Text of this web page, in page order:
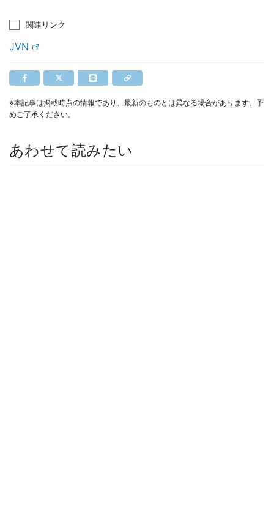
関連リンク
JVN
※本記事は掲載時点の情報であり、最新のものとは異なる場合があります。予
めご了承ください。
あわせて読みたい